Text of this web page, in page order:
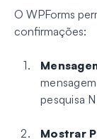
O WPForms
confirmações:
pesquisa
Mostrar